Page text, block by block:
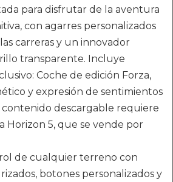
para disfrutar de la aventura
con agarres personalizados
carreras y un innovador
transparente. Incluye
Coche de edición Forza,
y expresión de sentimientos
contenido descargable requiere
Horizon 5, que se vende por
de cualquier terreno con
botones personalizados y